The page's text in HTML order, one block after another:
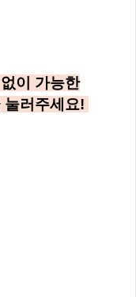
없이 가능한
눌러주세요!